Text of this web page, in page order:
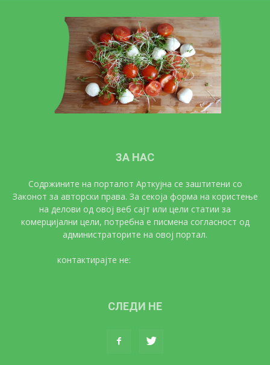
ЗА НАС
Содржините на порталот Арткујна се заштитени со
Законот за авторски права. За секоја форма на користење
на делови од овој веб сајт или цели статии за
комерцијални цели, потребна е писмена согласност од
администраторите на овој портал.
контактирајте не:
СЛЕДИ НЕ